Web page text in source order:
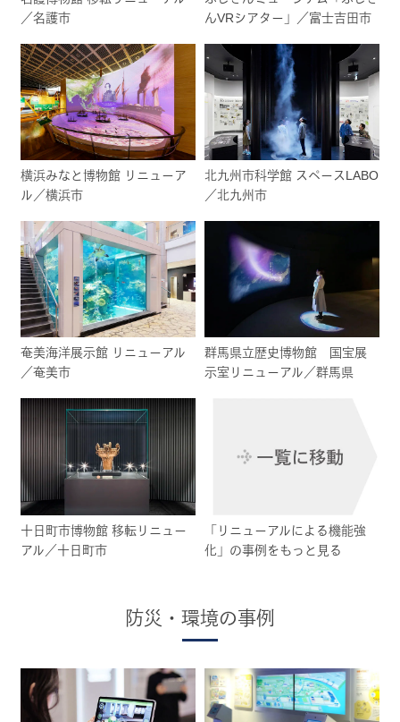
／名護市
んVRシアター」／富士吉田市
横浜みなと博物館 リニューア
ル／横浜市
北九州市科学館 スペースLABO
／北九州市
奄美海洋展示館 リニューアル
／奄美市
群馬県立歴史博物館 国宝展
示室リニューアル／群馬県
十日町市博物館 移転リニュー
アル／十日町市
「リニューアルによる機能強
化」の事例をもっと見る
防災・環境の事例